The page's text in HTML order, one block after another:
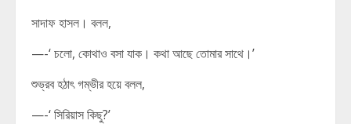
সাদাফ হাসল। বলল,
—-‘ চলো, কোথাও বসা যাক। কথা আছে তোমার সাথে।’
শুভ্রব হঠাৎ গম্ভীর হয়ে বলল,
—-‘ সিরিয়াস কিছু?’